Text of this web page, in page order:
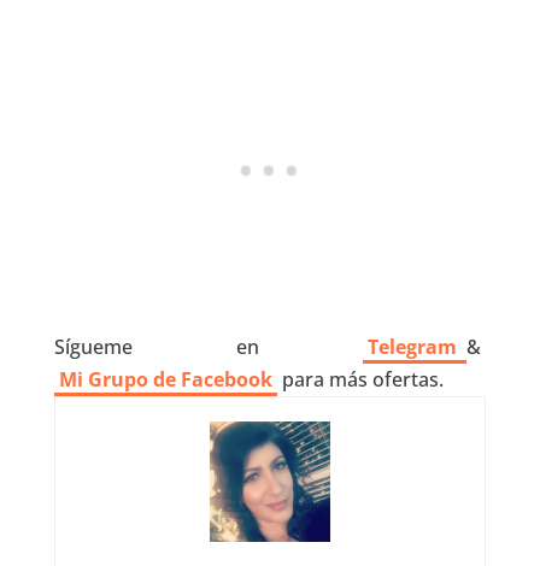
Sígueme en Telegram &
Mi Grupo de Facebook para más ofertas.